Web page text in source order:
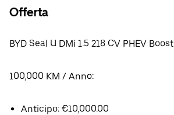
Offerta
BYD Seal U DMi 1.5 218 CV PHEV Boost
100,000 KM / Anno:
Anticipo: €10,000.00